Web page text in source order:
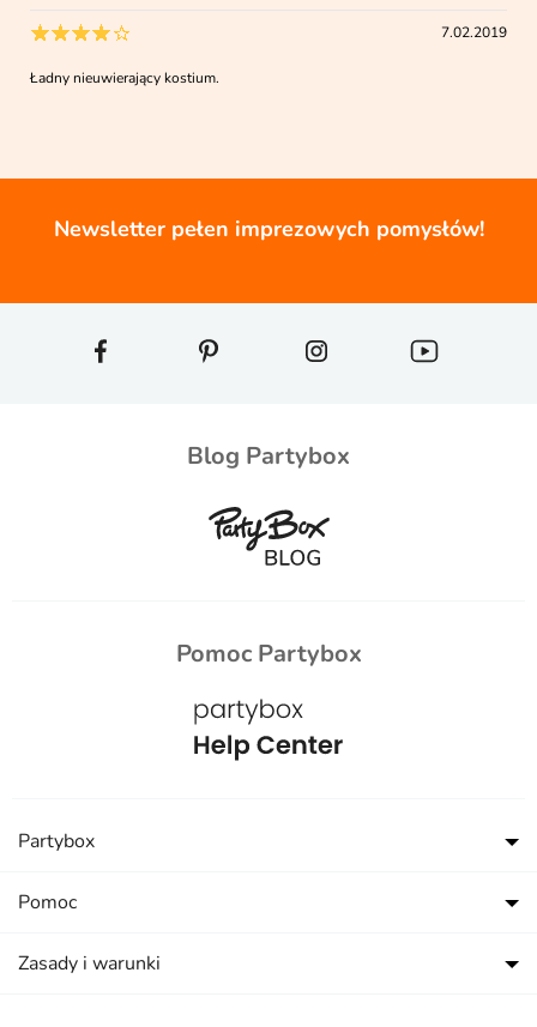
7.02.2019
Ładny nieuwierający kostium.
Newsletter pełen imprezowych pomysłów!
Blog Partybox
Pomoc Partybox
Partybox
Pomoc
Zasady i warunki